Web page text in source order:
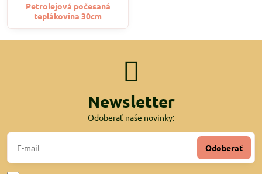
Petrolejová počesaná
teplákovina 30cm
Newsletter
Odoberať naše novinky:
Odoberať